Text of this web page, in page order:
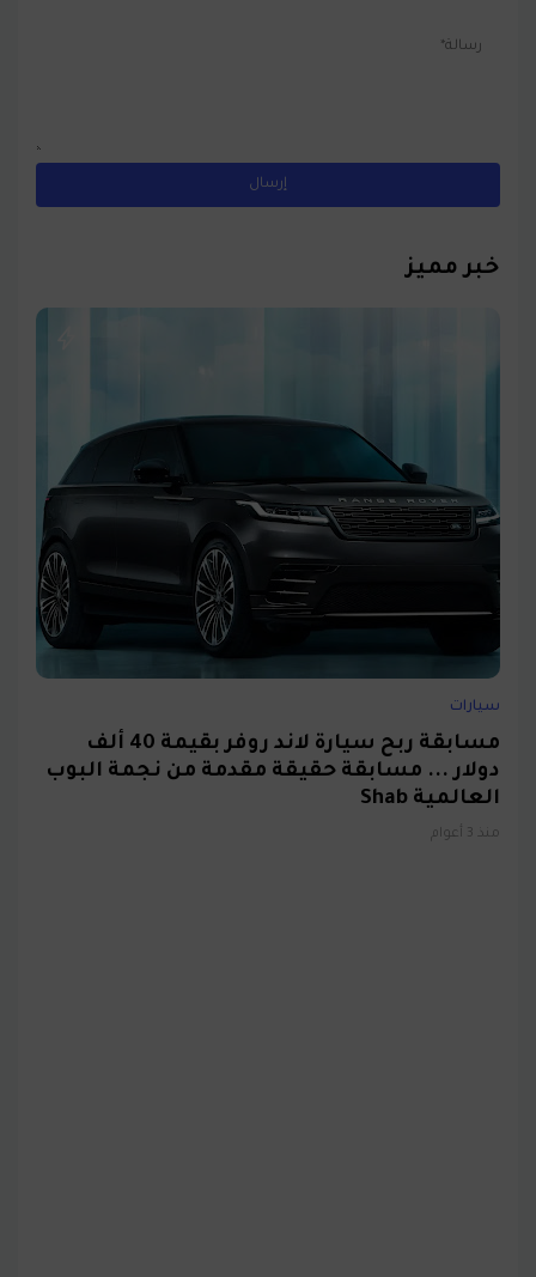
خبر مميز
سيارات
مسابقة ربح سيارة لاند روفر بقيمة 40 ألف
دولار ... مسابقة حقيقة مقدمة من نجمة البوب
العالمية Shab
منذ 3 أعوام